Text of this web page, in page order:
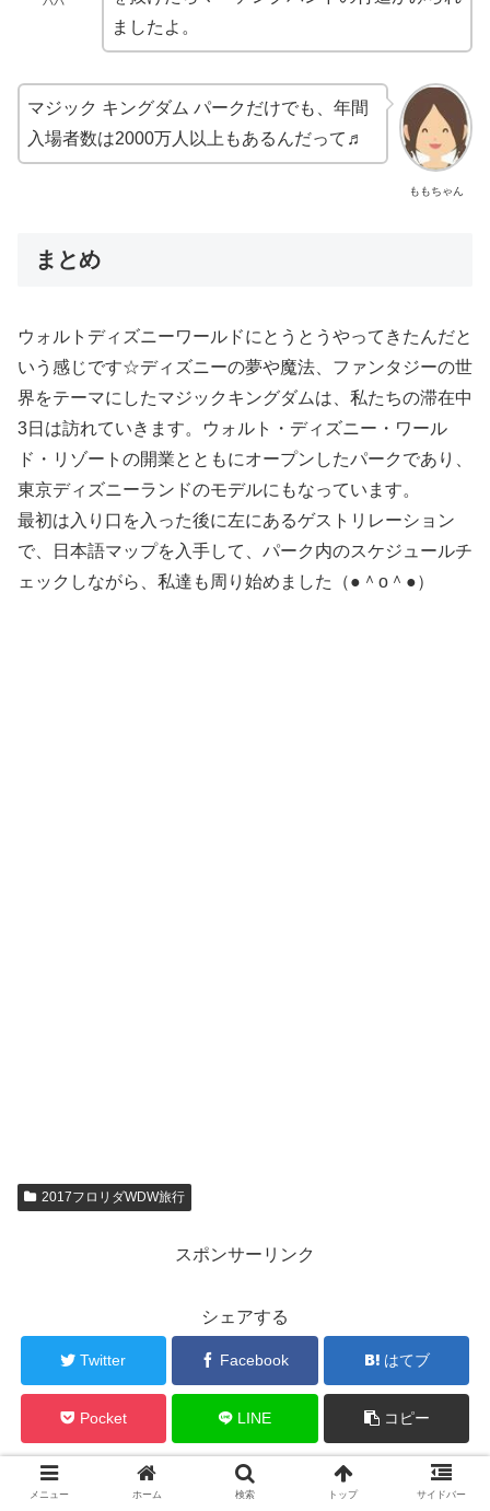
ましたよ。
ももちゃん
マジック キングダム パークだけでも、年間
入場者数は2000万人以上もあるんだって♬
まとめ
ウォルトディズニーワールドにとうとうやってきたんだと
いう感じです☆ディズニーの夢や魔法、ファンタジーの世
界をテーマにしたマジックキングダムは、私たちの滞在中
3日は訪れていきます。ウォルト・ディズニー・ワール
ド・リゾートの開業とともにオープンしたパークであり、
東京ディズニーランドのモデルにもなっています。
最初は入り口を入った後に左にあるゲストリレーション
で、日本語マップを入手して、パーク内のスケジュールチ
ェックしながら、私達も周り始めました（●＾o＾●）
2017フロリダWDW旅行
スポンサーリンク
シェアする
Twitter Facebook はてブ
Pocket LINE コピー
「爽快さんの旅行記」をフォローする
メニュー ホーム 検索 トップ サイドバー